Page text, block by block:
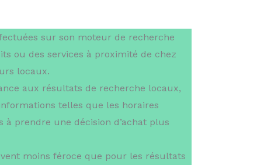
sur son moteur de recherche
ou des services à proximité de chez
locaux.
aux résultats de recherche locaux,
telles que les horaires
prendre une décision d’achat plus
moins féroce que pour les résultats